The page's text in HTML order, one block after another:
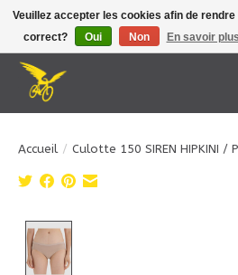
Le Pédalier | Îles de la Madeleine |
Accueil / Culotte 150 SIREN HIPKINI /
Veuillez accepter les cookies afin de
correct?
Oui Non En savoir